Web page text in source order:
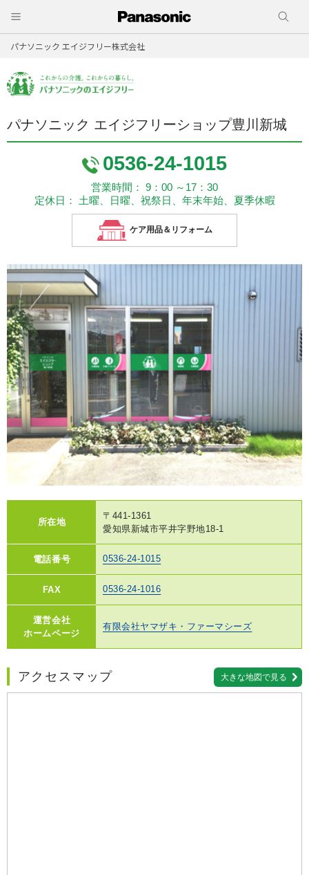
パナソニック エイジフリー株式会社
パナソニック エイジフリーショップ豊川新城
0536-24-1015
営業時間： 9：00 ～17：30
定休日： 土曜、日曜、祝祭日、年末年始、夏季休暇
ケア用品＆リフォーム
所在地
〒441-1361
愛知県新城市平井字野地18-1
電話番号 0536-24-1015
FAX 0536-24-1016
運営会社
ホームページ
有限会社ヤマザキ・ファーマシーズ
アクセスマップ 大きな地図で見る